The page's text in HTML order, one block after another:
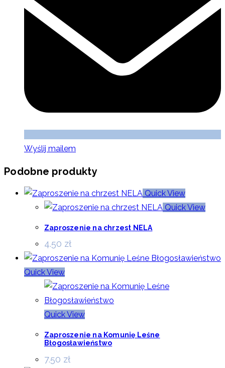
Wyślij mailem
Podobne produkty
Quick View
Quick View
Zaproszenie na chrzest NELA
4.50 zł
Quick View
Quick View
Zaproszenie na Komunię Leśne
Błogosławieństwo
7.50 zł